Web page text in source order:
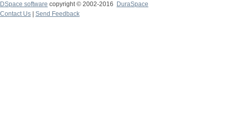
DSpace software copyright © 2002-2016
DuraSpace
Contact Us
Send Feedback